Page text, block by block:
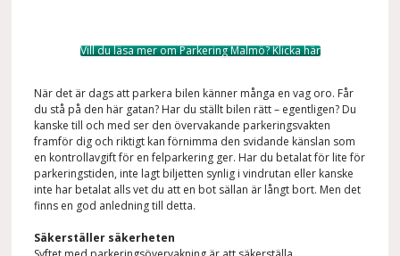
Vill du läsa mer om Parkering Malmö? Klicka här
När det är dags att parkera bilen känner många en vag oro. Får
du stå på den här gatan? Har du ställt bilen rätt – egentligen? Du
kanske till och med ser den övervakande parkeringsvakten
framför dig och riktigt kan förnimma den svidande känslan som
en kontrollavgift för en felparkering ger. Har du betalat för lite för
parkeringstiden, inte lagt biljetten synlig i vindrutan eller kanske
inte har betalat alls vet du att en bot sällan är långt bort. Men det
finns en god anledning till detta.
Säkerställer säkerheten